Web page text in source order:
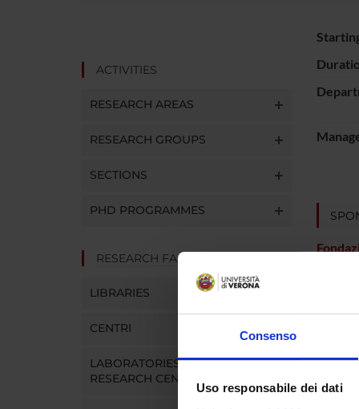
Consenso
Uso responsabile dei dati
ACTIVITIES
RESEARCH AREAS
RESEARCH GROUPS
SECTIONS
PHD PROGRAMMES
RESEARCH FACILITIES
LIBRARIES
CENTRI
LABORATORIES AND
RESEARCH CENTRES